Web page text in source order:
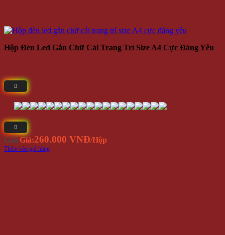
Hộp Đèn Led Gắn Chữ Cái Trang Trí Size A4 Cực Đáng Yêu
Giá Giá:260.000 VNĐ/Hộp
Thêm vào giỏ hàng